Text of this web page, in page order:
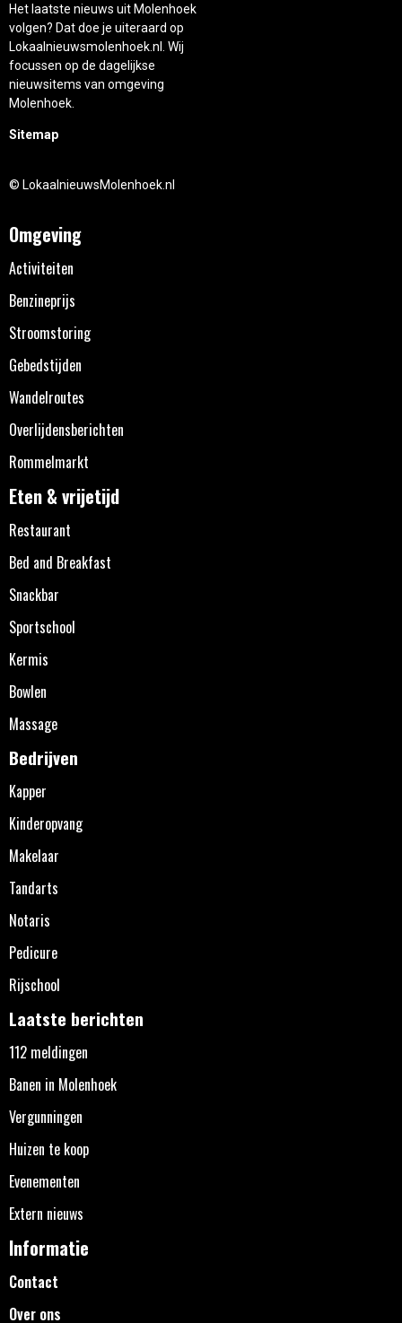
Het laatste nieuws uit Molenhoek
volgen? Dat doe je uiteraard op
Lokaalnieuwsmolenhoek.nl. Wij
focussen op de dagelijkse
nieuwsitems van omgeving
Molenhoek.
Sitemap
© LokaalnieuwsMolenhoek.nl
Omgeving
Activiteiten
Benzineprijs
Stroomstoring
Gebedstijden
Wandelroutes
Overlijdensberichten
Rommelmarkt
Eten & vrijetijd
Restaurant
Bed and Breakfast
Snackbar
Sportschool
Kermis
Bowlen
Massage
Bedrijven
Kapper
Kinderopvang
Makelaar
Tandarts
Notaris
Pedicure
Rijschool
Laatste berichten
112 meldingen
Banen in Molenhoek
Vergunningen
Huizen te koop
Evenementen
Extern nieuws
Informatie
Contact
Over ons